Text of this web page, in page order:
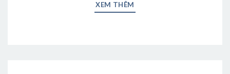
XEM THÊM